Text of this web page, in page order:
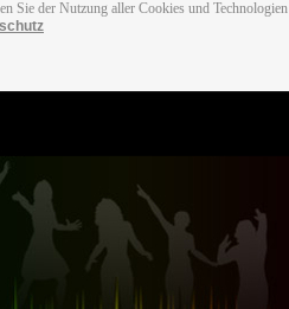
Sie der Nutzung aller Cookies und Technologien